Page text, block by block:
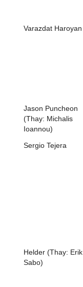
Varazdat Haroyan
Jason Puncheon
(Thay: Michalis
Ioannou)
Sergio Tejera
Helder (Thay: Erik
Sabo)